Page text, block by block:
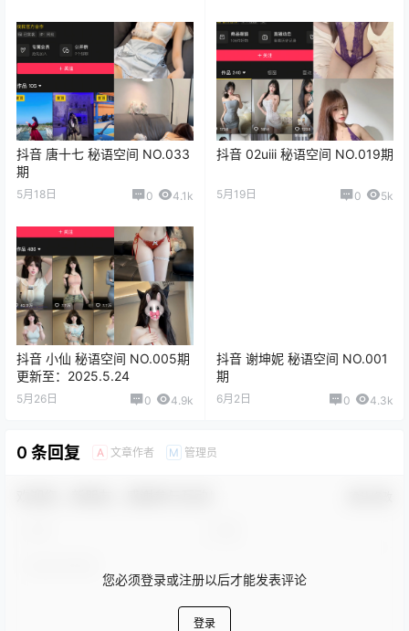
抖音 唐十七 秘语空间 NO.033
期
5月18日 0 4.1k
抖音 02uiii 秘语空间 NO.019期
5月19日 0 5k
抖音 小仙 秘语空间 NO.005期
更新至：2025.5.24
5月26日 0 4.9k
抖音 谢坤妮 秘语空间 NO.001
期
6月2日 0 4.3k
0 条回复 A 文章作者 M 管理员
您必须登录或注册以后才能发表评论
登录